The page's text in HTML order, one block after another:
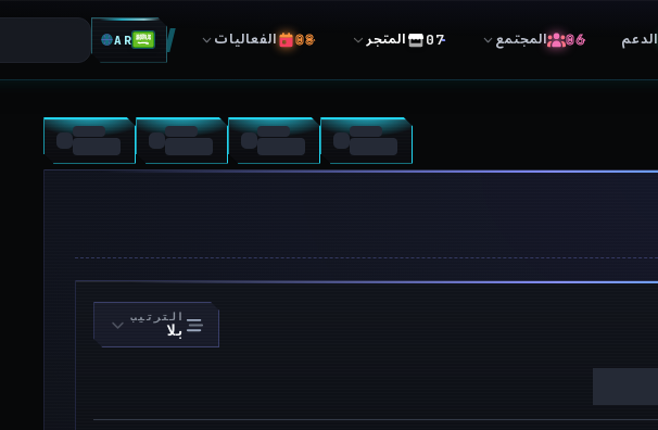
الدعم المجتمع المتجر الفعاليات AR
الترتيب
بلا